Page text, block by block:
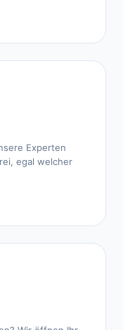
Experten
egal welcher